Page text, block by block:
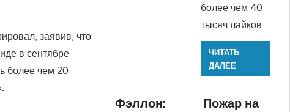
заявив, что
в сентябре
более чем 20
более чем 40
тысяч лайков
ЧИТАТЬ
ДАЛЕЕ
Фэллон:
Пожар на